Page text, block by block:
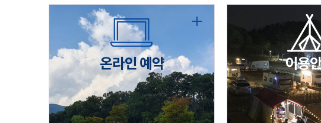
[6/1]전산시스템 점검 및 안정화에 따른 서비스
2026년 5월 캠핑장 안점 점검의 날 변경 안내
캠핑장(9월1일~6일) 미운영 공지
온라인 예약 이용